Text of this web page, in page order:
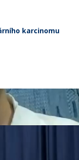
karcinomu